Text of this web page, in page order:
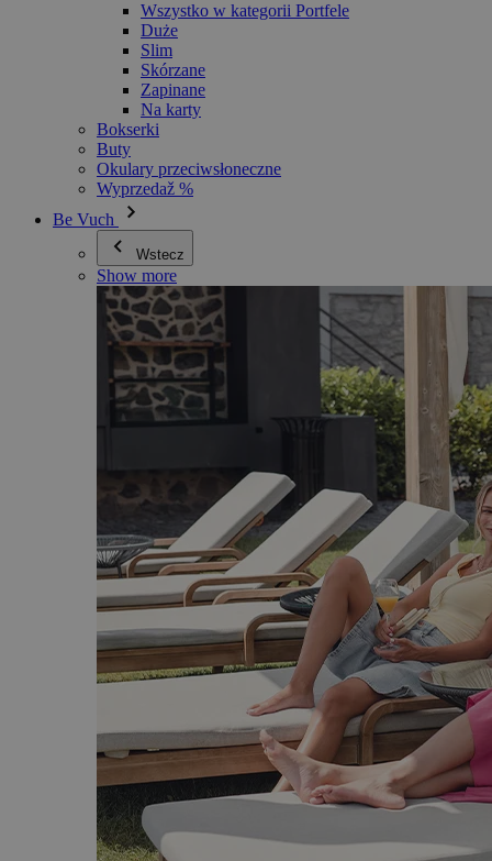
Wszystko w kategorii Portfele
Duże
Slim
Skórzane
Zapinane
Na karty
Bokserki
Buty
Okulary przeciwsłoneczne
Wyprzedaž %
Be Vuch
Wstecz
Show more